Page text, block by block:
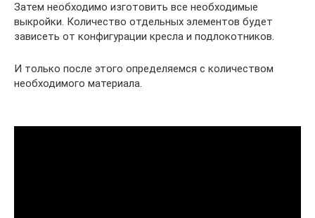
Затем необходимо изготовить все необходимые
выкройки. Количество отдельных элементов будет
зависеть от конфигурации кресла и подлокотников.
И только после этого определяемся с количеством
необходимого материала.